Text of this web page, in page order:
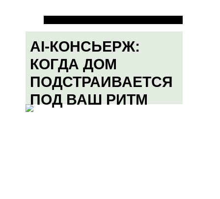
AI-КОНСЬЕРЖ:
КОГДА ДОМ
ПОДСТРАИВАЕТСЯ
ПОД ВАШ РИТМ